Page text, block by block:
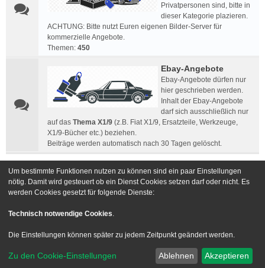
Privatpersonen sind, bitte in
dieser Kategorie plazieren.
ACHTUNG: Bitte nutzt Euren eigenen Bilder-Server für
kommerzielle Angebote.
Themen: 450
Ebay-Angebote
Ebay-Angebote dürfen nur
hier geschrieben werden.
Inhalt der Ebay-Angebote
darf sich ausschließlich nur
auf das Thema X1/9 (z.B. Fiat X1/9, Ersatzteile, Werkzeuge,
X1/9-Bücher etc.) beziehen.
Beiträge werden automatisch nach 30 Tagen gelöscht.
Gehe zu
Foren-Übersicht Kontakt
Powered byphpBB® Forum Software © phpBB Limited
Style we_universal created byINVENTEA
nextgen
Um bestimmte Funktionen nutzen zu können sind ein paar Einstellungen
nötig. Damit wird gesteuert ob ein Dienst Cookies setzen darf oder nicht. Es
werden Cookies gesetzt für folgende Dienste:
Technisch notwendige Cookies.
Die Einstellungen können später zu jedem Zeitpunkt geändert werden.
Zu den Cookie-Einstellungen Ablehnen Akzeptieren